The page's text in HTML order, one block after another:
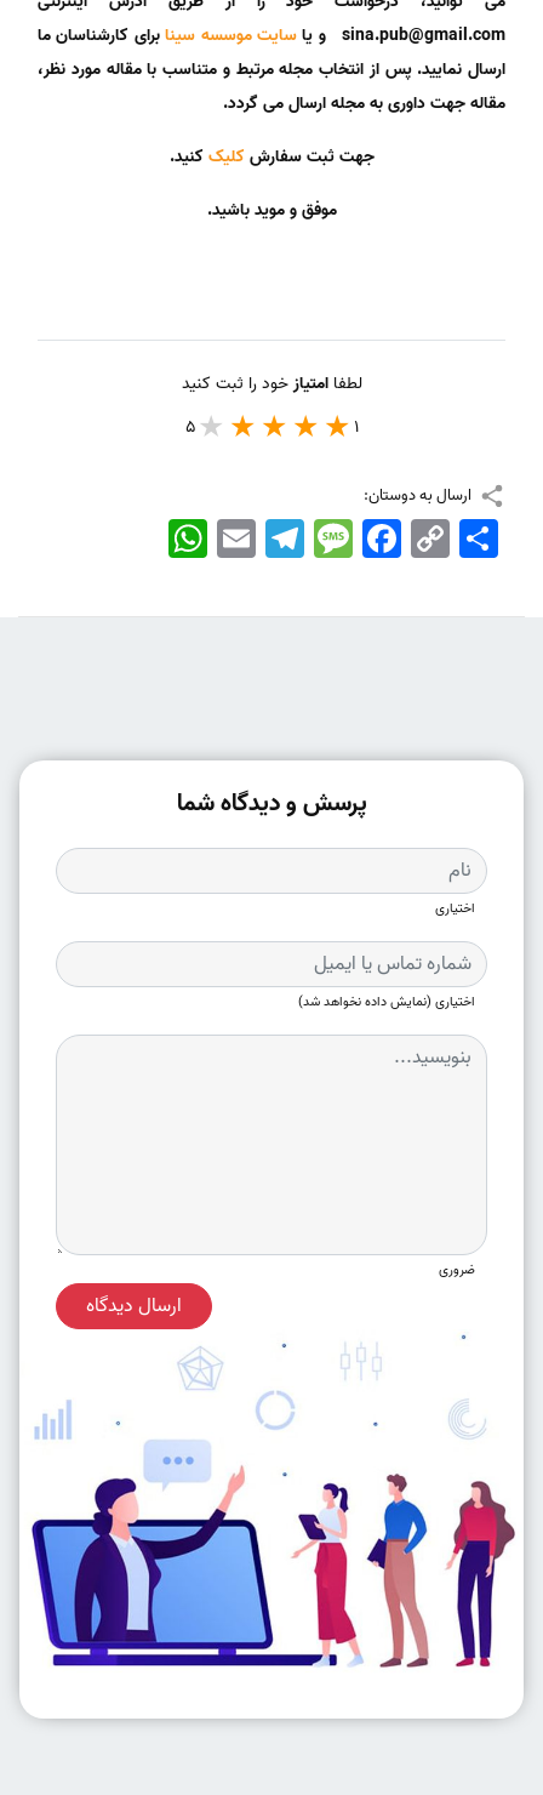
sina.pub@gmail.com و یا
سایت موسسه سینابرای کارشناسان ما
ارسال نمایید. پس از انتخاب مجله مرتبط و متناسب با مقاله مورد نظر،
مقاله جهت داوری به مجله ارسال می گردد.
جهت ثبت سفارش کلیک کنید.
موفق و موید باشید.
لطفاامتیازخود را ثبت کنید
1
5
ارسال به دوستان:
WhatsApp EmailTelegramMessageFacebook Copy
Link
اشتراک
پرسش و دیدگاه شما
اختیاری
اختیاری (نمایش داده نخواهد شد)
ضروری
ارسال دیدگاه